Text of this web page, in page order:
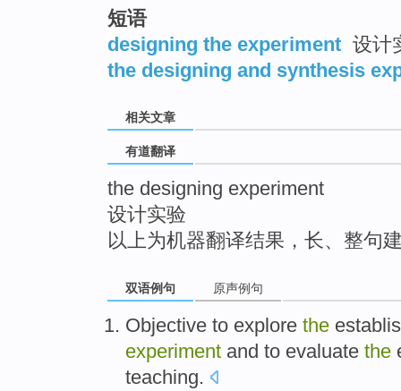
短语
designing the experiment 设计
the designing and synthesis
相关文章
有道翻译
the designing experiment
设计实验
以上为机器翻译结果，长、整句
双语例句 原声例句
Objective to explore the
experiment and to evaluate the
teaching.